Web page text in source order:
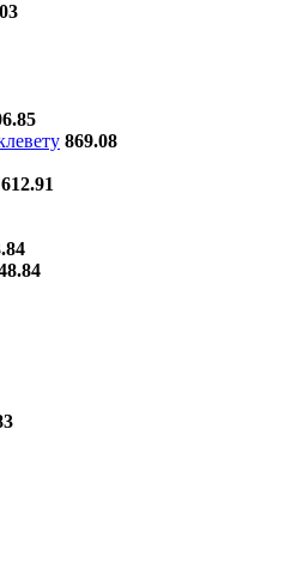
869.08
612.91